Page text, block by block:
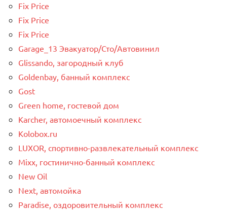
Fix Price
Fix Price
Fix Price
Garage_13 Эвакуатор/Сто/Автовинил
Glissando, загородный клуб
Goldenbay, банный комплекс
Gost
Green home, гостевой дом
Karcher, автомоечный комплекс
Kolobox.ru
LUXOR, спортивно-развлекательный комплекс
Mixx, гостинично-банный комплекс
New Oil
Next, автомойка
Paradise, оздоровительный комплекс